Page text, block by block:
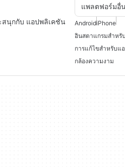
แพลตฟอร์มอื่
นุกกับ แอปพลิเคชัน
AndroidiPhone
อินสตาแกรมสำหรั
การแก้ไขสำหรับแ
กล้องความงาม